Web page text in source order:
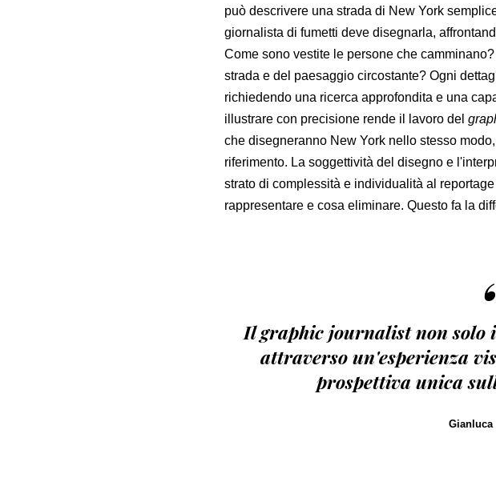
può descrivere una strada di New York
giornalista di fumetti deve disegnarla,
Come sono vestite le persone che
strada e del paesaggio circostante? Ogni
richiedendo una ricerca approfondita e una
illustrare con precisione rende il lavoro del
che disegneranno New York nello stesso
riferimento. La soggettività del disegno e
strato di complessità e individualità al
rappresentare e cosa eliminare. Questo fa la
Il graphic journalist non solo
attraverso un'esperienza
prospettiva unica
Gianluca